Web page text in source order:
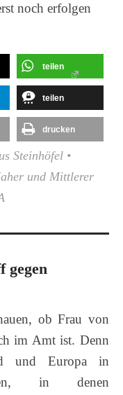
noch erfolgen
teilen
teilen
drucken
Steinhöfel •
und Mittlerer
gegen
ob Frau von
im Amt ist. Denn
und Europa in
in denen